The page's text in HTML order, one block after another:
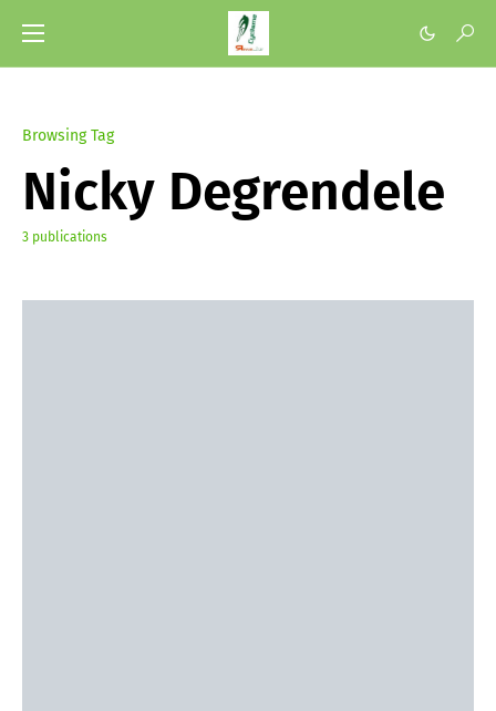
Browsing Tag
Nicky Degrendele
3 publications